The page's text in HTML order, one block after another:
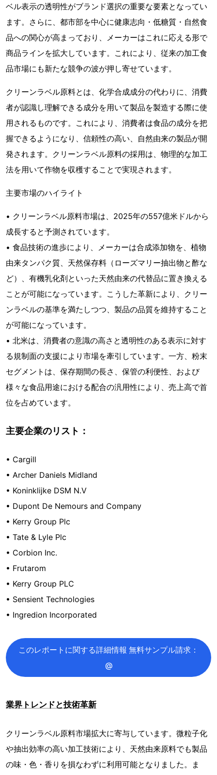
ベル表示の透明性がブランド選択の重要な要素となってい
ます。さらに、都市部を中心に健康志向・低糖質・自然食
品への関心が高まっており、メーカーはこれに応える形で
商品ラインを拡大しています。これにより、従来の加工食
品市場にも新たな競争の波が押し寄せています。
クリーンラベル原料とは、化学合成成分の代わりに、消費
者が認識し理解できる成分を用いて製品を製造する際に使
用されるものです。これにより、消費者は食品の成分を把
握できるようになり、信頼性の高い、自然由来の製品が開
発されます。クリーンラベル原料の採用は、物理的な加工
法を用いて作物を収穫することで実現されます。
主要市場のハイライト
• クリーンラベル原料市場は、2025年の557億米ドルから
成長すると予測されています。
• 食品技術の進歩により、メーカーは合成添加物を、植物
由来タンパク質、天然保存料（ローズマリー抽出物と酢な
ど）、有機乳化剤といった天然由来の代替品に置き換える
ことが可能になっています。こうした革新により、クリー
ンラベルの基準を満たしつつ、製品の品質を維持すること
が可能になっています。
• 北米は、消費者の意識の高さと透明性のある表示に対す
る規制面の支援により市場を牽引しています。一方、粉末
セグメントは、保存期間の長さ、保管の利便性、および
様々な食品用途における配合の汎用性により、売上高で首
位を占めています。
主要企業のリスト：
• Cargill
• Archer Daniels Midland
• Koninklijke DSM N.V
• Dupont De Nemours and Company
• Kerry Group Plc
• Tate & Lyle Plc
• Corbion Inc.
• Frutarom
• Kerry Group PLC
• Sensient Technologies
• Ingredion Incorporated
このレポートに関する詳細情報 無料サンプル請求：
@
業界トレンドと技術革新
クリーンラベル原料市場拡大に寄与しています。微粒子化
や抽出効率の高い加工技術により、天然由来原料でも製品
の味・色・香りを損なわずに利用可能となりました。ま